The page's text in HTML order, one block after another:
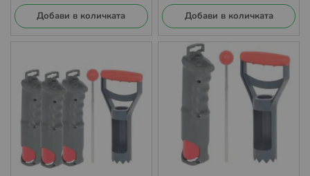
Добави в количката
Добави в количката